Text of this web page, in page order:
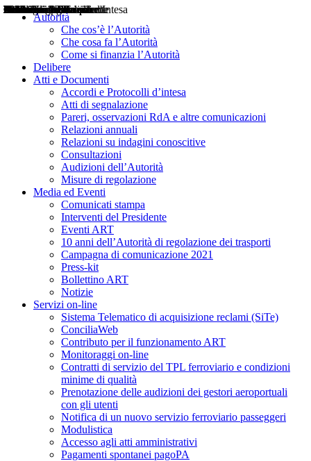
Autorità
Che cos’è l’Autorità
Che cosa fa l’Autorità
Come si finanzia l’Autorità
Delibere
Atti e Documenti
Accordi e Protocolli d’intesa
Atti di segnalazione
Pareri, osservazioni RdA e altre comunicazioni
Relazioni annuali
Relazioni su indagini conoscitive
Consultazioni
Audizioni dell’Autorità
Misure di regolazione
Media ed Eventi
Comunicati stampa
Interventi del Presidente
Eventi ART
10 anni dell’Autorità di regolazione dei trasporti
Campagna di comunicazione 2021
Press-kit
Bollettino ART
Notizie
Servizi on-line
Sistema Telematico di acquisizione reclami (SiTe)
ConciliaWeb
Contributo per il funzionamento ART
Monitoraggi on-line
Contratti di servizio del TPL ferroviario e condizioni
minime di qualità
Prenotazione delle audizioni dei gestori aeroportuali
con gli utenti
Notifica di un nuovo servizio ferroviario passeggeri
Modulistica
Accesso agli atti amministrativi
Pagamenti spontanei pagoPA
Delibere
Pareri
Consultazioni
Audizioni
Atti di Segnalazione
Accordi e Protocolli d'Intesa
Relazioni annuali
Misure di regolazione
Notizie
Comunicati Stampa
Bollettini ART
Convegni ART
Interviste del Presidente
Articoli in primo piano
Interventi del Presidente
2004
2005
2010
2013
2014
2015
2016
2017
2018
2019
202
2020
2021
2022
2023
2024
2025
2026
Aereo
Marittimo
Terrestre